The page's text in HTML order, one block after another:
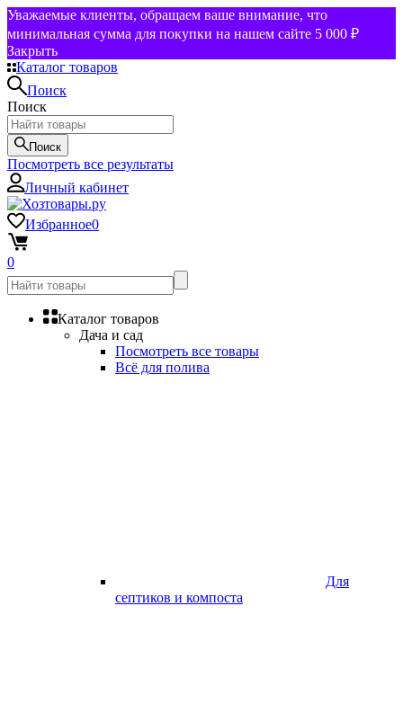
Уважаемые клиенты, обращаем ваше внимание, что
минимальная сумма для покупки на нашем сайте 5 000 ₽
Закрыть
Каталог товаров
Поиск
Поиск
Поиск
Посмотреть все результаты
Личный кабинет
Избранное0
0
Каталог товаров
Дача и сад
Посмотреть все товары
Всё для полива
Для
септиков и компоста